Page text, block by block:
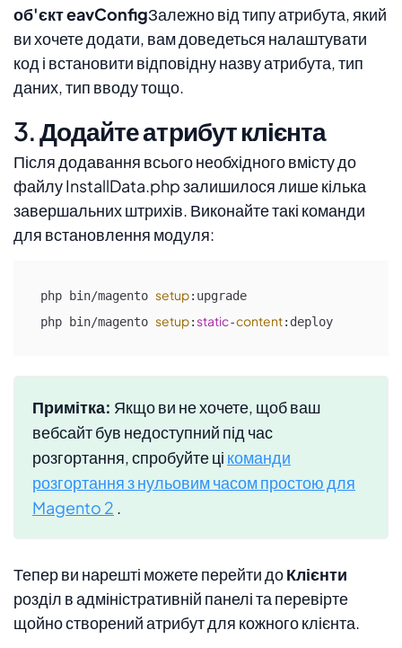
об'єкт eavConfigЗалежно від типу атрибута, який
ви хочете додати, вам доведеться налаштувати
код і встановити відповідну назву атрибута, тип
даних, тип вводу тощо.
3. Додайте атрибут клієнта
Після додавання всього необхідного вмісту до
файлу InstallData.php залишилося лише кілька
завершальних штрихів. Виконайте такі команди
для встановлення модуля:
php bin/magento setup:upgrade
php bin/magento setup:static-content:deploy
Примітка: Якщо ви не хочете, щоб ваш
вебсайт був недоступний під час
розгортання, спробуйте ці команди
розгортання з нульовим часом простою для
Magento 2 .
Тепер ви нарешті можете перейти доКлієнти
розділ в адміністративній панелі та перевірте
щойно створений атрибут для кожного клієнта.